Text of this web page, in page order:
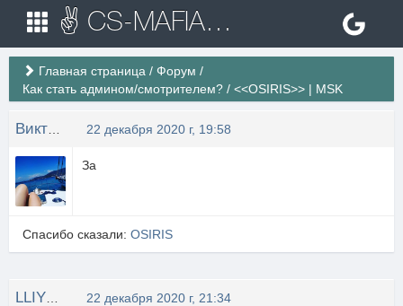
✌ CS-MAFIA.RU ✌ Игровые сервера Counter Strike 1.6
Главная страница / Форум /
Как стать админом/смотрителем? / <<OSIRIS>> | MSK
22 декабря 2020 г, 19:58
За
Спасибо сказали: OSIRIS
22 декабря 2020 г, 21:34